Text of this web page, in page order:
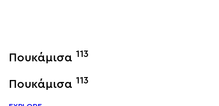
Πουκάμισα 113
Πουκάμισα 113